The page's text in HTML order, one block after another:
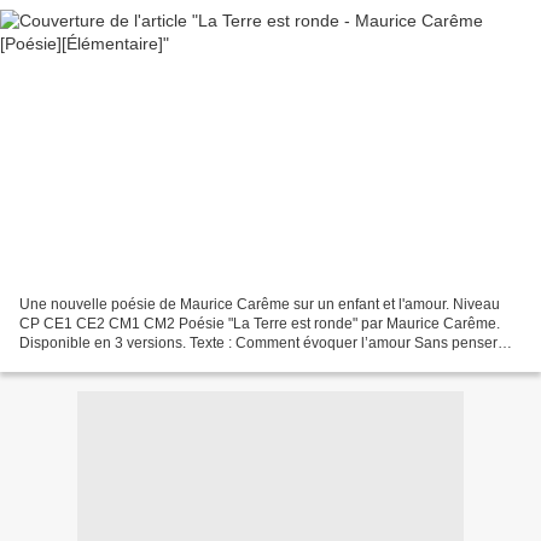
Une nouvelle poésie de Maurice Carême sur un enfant et l'amour. Niveau
CP CE1 CE2 CM1 CM2 Poésie "La Terre est ronde" par Maurice Carême.
Disponible en 3 versions. Texte : Comment évoquer l’amour Sans penser